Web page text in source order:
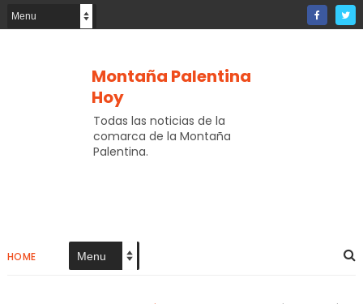
Montaña Palentina
Hoy
Todas las noticias de la
comarca de la Montaña
Palentina.
HOME